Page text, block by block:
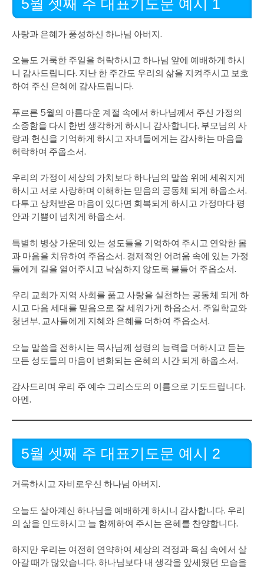
5월 셋째 주 대표기도문 예시 1
사랑과 은혜가 풍성하신 하나님 아버지.
오늘도 거룩한 주일을 허락하시고 하나님 앞에 예배하게 하시
니 감사드립니다. 지난 한 주간도 우리의 삶을 지켜주시고 보호
하여 주신 은혜에 감사드립니다.
푸르른 5월의 아름다운 계절 속에서 하나님께서 주신 가정의
소중함을 다시 한번 생각하게 하시니 감사합니다. 부모님의 사
랑과 헌신을 기억하게 하시고 자녀들에게는 감사하는 마음을
허락하여 주옵소서.
우리의 가정이 세상의 가치보다 하나님의 말씀 위에 세워지게
하시고 서로 사랑하며 이해하는 믿음의 공동체 되게 하옵소서.
다투고 상처받은 마음이 있다면 회복되게 하시고 가정마다 평
안과 기쁨이 넘치게 하옵소서.
특별히 병상 가운데 있는 성도들을 기억하여 주시고 연약한 몸
과 마음을 치유하여 주옵소서. 경제적인 어려움 속에 있는 가정
들에게 길을 열어주시고 낙심하지 않도록 붙들어 주옵소서.
우리 교회가 지역 사회를 품고 사랑을 실천하는 공동체 되게 하
시고 다음 세대를 믿음으로 잘 세워가게 하옵소서. 주일학교와
청년부, 교사들에게 지혜와 은혜를 더하여 주옵소서.
오늘 말씀을 전하시는 목사님께 성령의 능력을 더하시고 듣는
모든 성도들의 마음이 변화되는 은혜의 시간 되게 하옵소서.
감사드리며 우리 주 예수 그리스도의 이름으로 기도드립니다.
아멘.
5월 셋째 주 대표기도문 예시 2
거룩하시고 자비로우신 하나님 아버지.
오늘도 살아계신 하나님을 예배하게 하시니 감사합니다. 우리
의 삶을 인도하시고 늘 함께하여 주시는 은혜를 찬양합니다.
하지만 우리는 여전히 연약하여 세상의 걱정과 욕심 속에서 살
아갈 때가 많았습니다. 하나님보다 내 생각을 앞세웠던 모습을